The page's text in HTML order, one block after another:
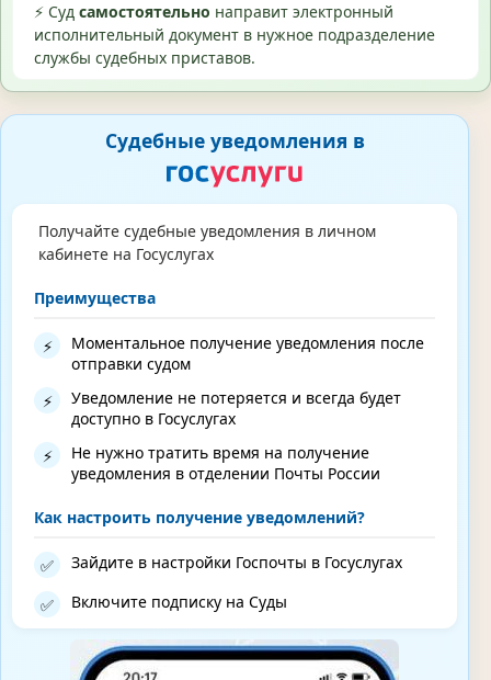
⚡ Суд самостоятельно направит электронный
исполнительный документ в нужное подразделение
службы судебных приставов.
Судебные уведомления в
Получайте судебные уведомления в личном
кабинете на Госуслугах
Преимущества
⚡
Моментальное получение уведомления после
отправки судом
⚡
Уведомление не потеряется и всегда будет
доступно в Госуслугах
⚡
Не нужно тратить время на получение
уведомления в отделении Почты России
Как настроить получение уведомлений?
✅ Зайдите в настройки Госпочты в Госуслугах
✅ Включите подписку на Суды